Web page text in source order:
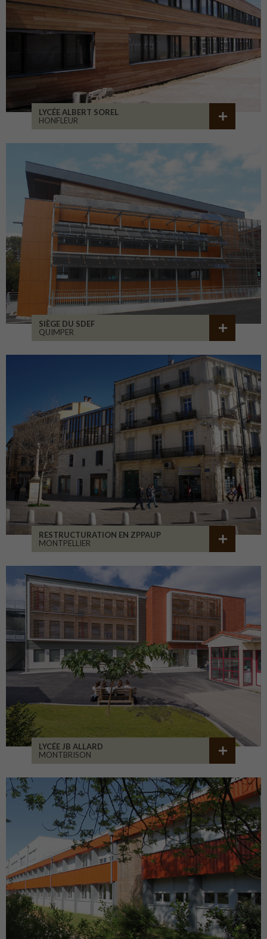
LYCÉE ALBERT SOREL
HONFLEUR
SIÈGE DU SDEF
QUIMPER
RESTRUCTURATION EN ZPPAUP
MONTPELLIER
LYCÉE JB ALLARD
MONTBRISON